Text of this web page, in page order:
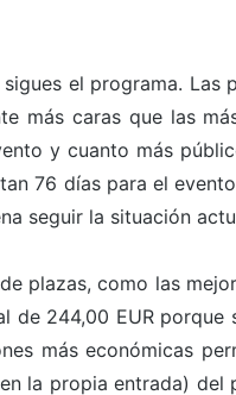
el programa. Las
más caras que las
y cuanto más
76 días para el
seguir la situación
plazas, como las
244,00 EUR porque
más económicas
la propia entrada)